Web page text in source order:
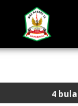
4 bulan yang